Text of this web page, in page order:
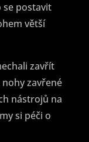
se postavit
větší
zavřít
nohy zavřené
nástrojů na
si péči o